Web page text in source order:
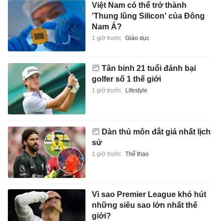
Việt Nam có thể trở thành
'Thung lũng Silicon' của Đông
Nam Á?
1 giờ trước Giáo dục
Tân binh 21 tuổi đánh bại
golfer số 1 thế giới
1 giờ trước Lifestyle
Dàn thủ môn đắt giá nhất lịch
sử
1 giờ trước Thể thao
Vì sao Premier League khó hút
những siêu sao lớn nhất thế
giới?